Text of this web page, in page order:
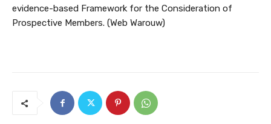
evidence-based Framework for the Consideration of
Prospective Members. (Web Warouw)